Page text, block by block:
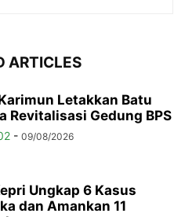
ARTICLES
Letakkan Batu
Revitalisasi Gedung BPS
- 09/08/2026
Ungkap 6 Kasus
dan Amankan 11